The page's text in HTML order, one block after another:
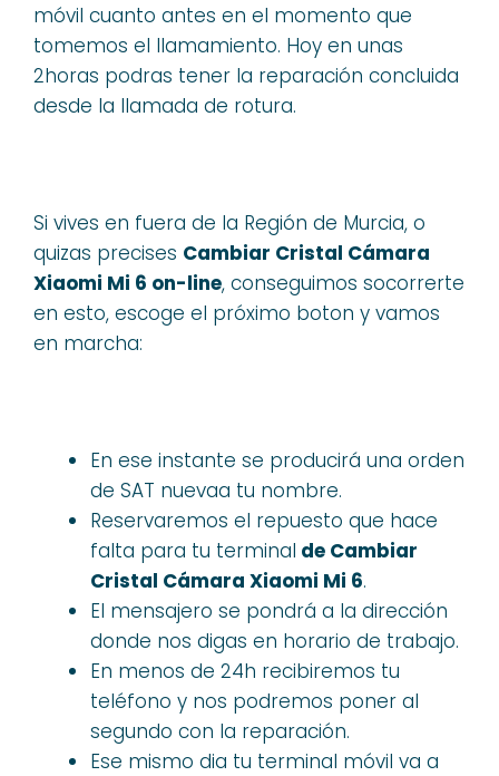
móvil cuanto antes en el momento que
tomemos el llamamiento. Hoy en unas
2horas podras tener la reparación concluida
desde la llamada de rotura.
Si vives en fuera de la Región de Murcia, o
quizas precises Cambiar Cristal Cámara
Xiaomi Mi 6 on-line, conseguimos socorrerte
en esto, escoge el próximo boton y vamos
en marcha:
En ese instante se producirá una orden
de SAT nuevaa tu nombre.
Reservaremos el repuesto que hace
falta para tu terminal de Cambiar
Cristal Cámara Xiaomi Mi 6.
El mensajero se pondrá a la dirección
donde nos digas en horario de trabajo.
En menos de 24h recibiremos tu
teléfono y nos podremos poner al
segundo con la reparación.
Ese mismo dia tu terminal móvil va a